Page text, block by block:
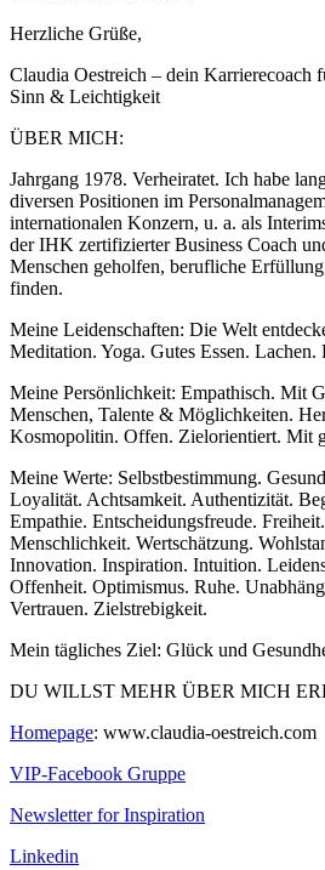
Herzliche Grüße,
Claudia Oestreich – dein
Sinn & Leichtigkeit
ÜBER MICH:
Jahrgang 1978. Verheiratet. Ich habe
diversen Positionen im
internationalen Konzern, u. a. als
der IHK zertifizierter Business Coach
Menschen geholfen, berufliche
finden.
Meine Leidenschaften: Die Welt
Meditation. Yoga. Gutes Essen.
Meine Persönlichkeit: Empathisch. Mit
Menschen, Talente & Möglichkeiten.
Kosmopolitin. Offen. Zielorientiert. Mit
Meine Werte: Selbstbestimmung.
Loyalität. Achtsamkeit. Authentizität.
Empathie. Entscheidungsfreude.
Menschlichkeit. Wertschätzung.
Innovation. Inspiration. Intuition.
Offenheit. Optimismus. Ruhe.
Vertrauen. Zielstrebigkeit.
Mein tägliches Ziel: Glück und
DU WILLST MEHR ÜBER MICH
Homepage: www.claudia-oestreich.com
VIP-Facebook Gruppe
Newsletter for Inspiration
Linkedin